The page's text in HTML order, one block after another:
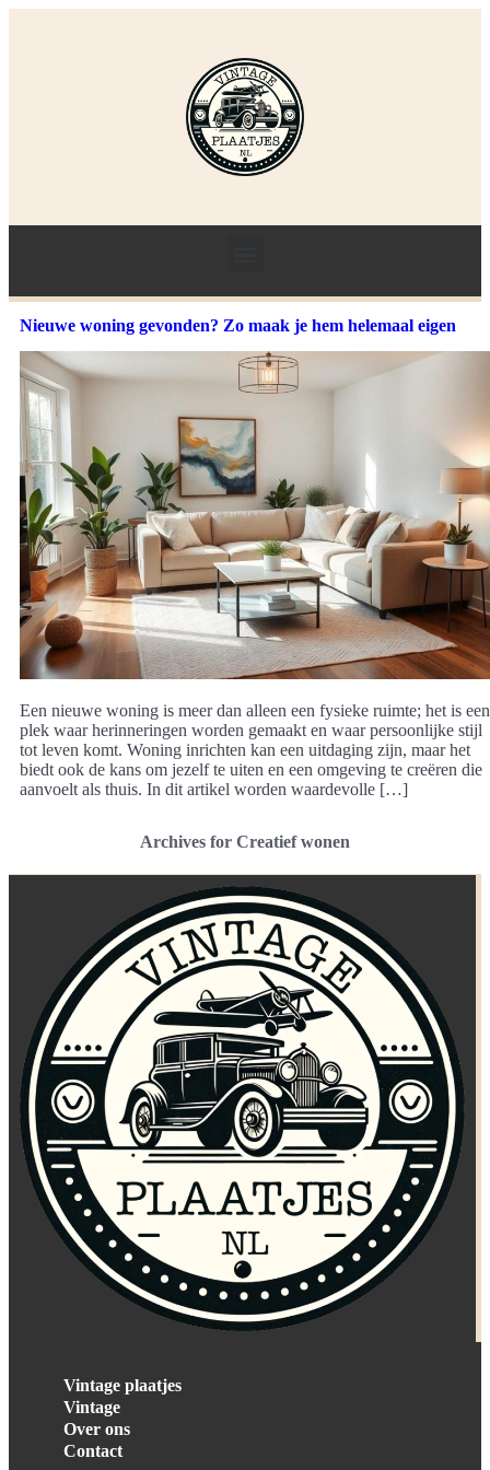
Nieuwe woning gevonden? Zo maak je hem helemaal eigen
Een nieuwe woning is meer dan alleen een fysieke ruimte; het is een
plek waar herinneringen worden gemaakt en waar persoonlijke stijl
tot leven komt. Woning inrichten kan een uitdaging zijn, maar het
biedt ook de kans om jezelf te uiten en een omgeving te creëren die
aanvoelt als thuis. In dit artikel worden waardevolle […]
Archives for Creatief wonen
Vintage plaatjes
Vintage
Over ons
Contact